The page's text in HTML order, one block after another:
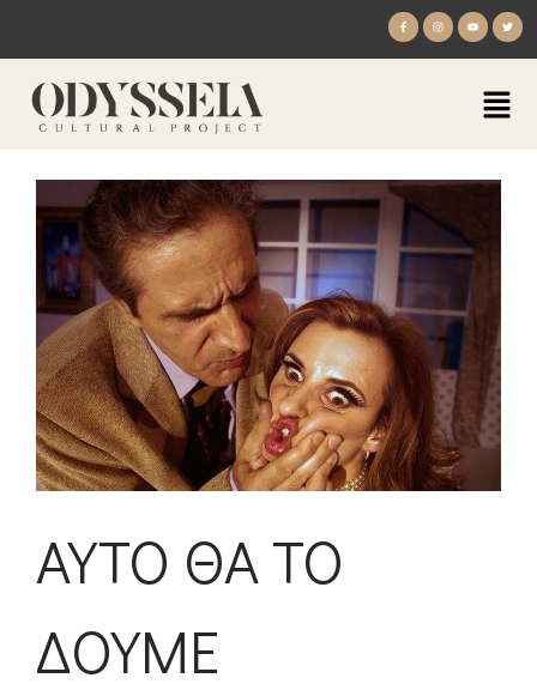
ΑΥΤΟ ΘΑ ΤΟ
ΔΟΥΜΕ